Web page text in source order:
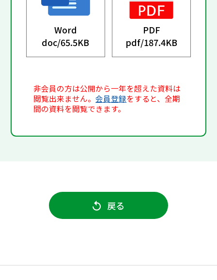
Word
doc/65.5KB
PDF
pdf/187.4KB
非会員の方は公開から一年を超えた資料は
閲覧出来ません。会員登録をすると、全期
間の資料を閲覧できます。
戻る